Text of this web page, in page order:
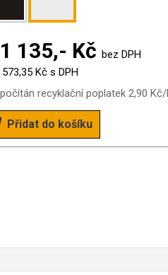
135,- Kč bez DPH
Kč s DPH
recyklační poplatek 2,90 Kč/
Přidat do košíku